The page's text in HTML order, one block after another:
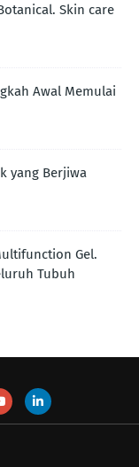
Skin care
Awal Memulai
yang Berjiwa
Gel.
Tubuh